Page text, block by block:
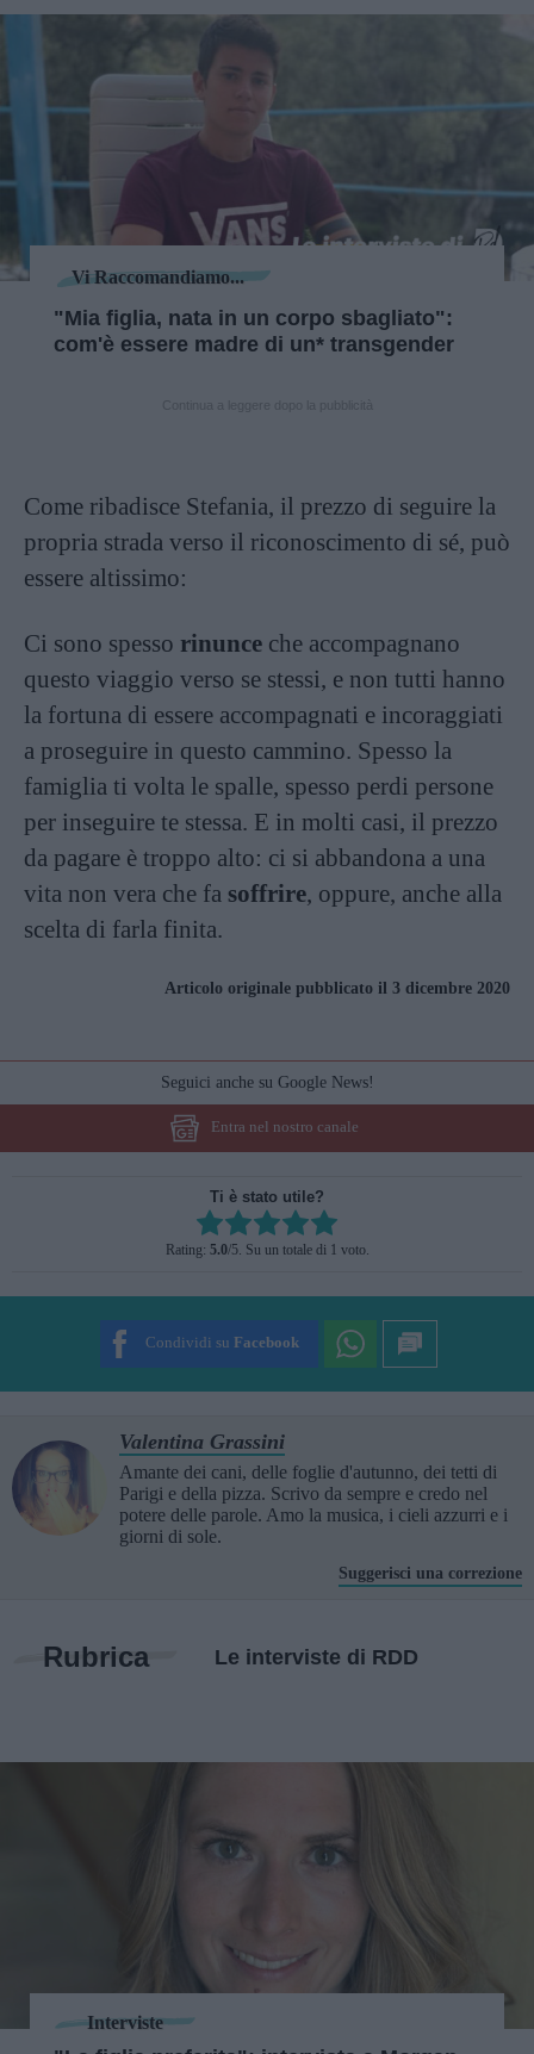
Vi Raccomandiamo...
"Mia figlia, nata in un corpo sbagliato":
com'è essere madre di un* transgender
Come ribadisce Stefania, il prezzo di seguire la
propria strada verso il riconoscimento di sé, può
essere altissimo:
Ci sono spesso rinunce che accompagnano
questo viaggio verso se stessi, e non tutti hanno
la fortuna di essere accompagnati e incoraggiati
a proseguire in questo cammino. Spesso la
famiglia ti volta le spalle, spesso perdi persone
per inseguire te stessa. E in molti casi, il prezzo
da pagare è troppo alto: ci si abbandona a una
vita non vera che fa soffrire, oppure, anche alla
scelta di farla finita.
Articolo originale pubblicato il 3 dicembre 2020
Seguici anche su Google News!
Entra nel nostro canale
Ti è stato utile?
Rate this item:
SUBMIT RATING
Rating: 5.0/5. Su un totale di 1 voto.
Condividi su Facebook
Valentina Grassini
Amante dei cani, delle foglie d'autunno, dei tetti di
Parigi e della pizza. Scrivo da sempre e credo nel
potere delle parole. Amo la musica, i cieli azzurri e i
giorni di sole.
Suggerisci una correzione
Rubrica Le interviste di RDD
Interviste